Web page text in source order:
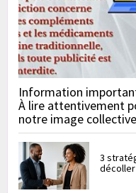
Information
À lire attentivement
notre image
3
décoller